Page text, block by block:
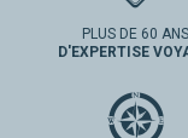
PLUS DE 60 ANS
D'EXPERTISE